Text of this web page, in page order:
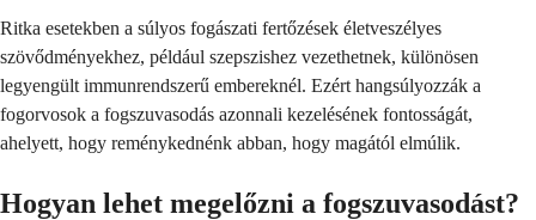
Ritka esetekben a súlyos fogászati fertőzések életveszélyes
szövődményekhez, például szepszishez vezethetnek, különösen
legyengült immunrendszerű embereknél. Ezért hangsúlyozzák a
fogorvosok a fogszuvasodás azonnali kezelésének fontosságát,
ahelyett, hogy reménykednénk abban, hogy magától elmúlik.
Hogyan lehet megelőzni a fogszuvasodást?